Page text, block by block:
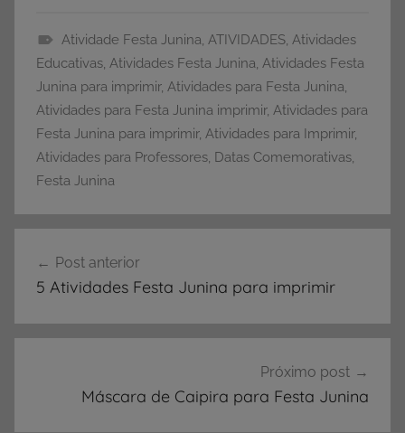
A
t
i
v
i
d
d
p
a
Atividade Festa Junina, ATIVIDADES, Atividades
Educativas, Atividades Festa Junina, Atividades Festa
Junina para imprimir, Atividades para Festa Junina,
Atividades para Festa Junina imprimir, Atividades para
Festa Junina para imprimir, Atividades para Imprimir,
Atividades para Professores, Datas Comemorativas,
Festa Junina
de
Post anterior
5 Atividades Festa Junina para imprimir
Próximo post
Máscara de Caipira para Festa Junina